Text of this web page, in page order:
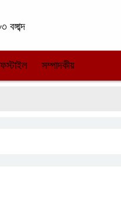
সম্পাদকীয়